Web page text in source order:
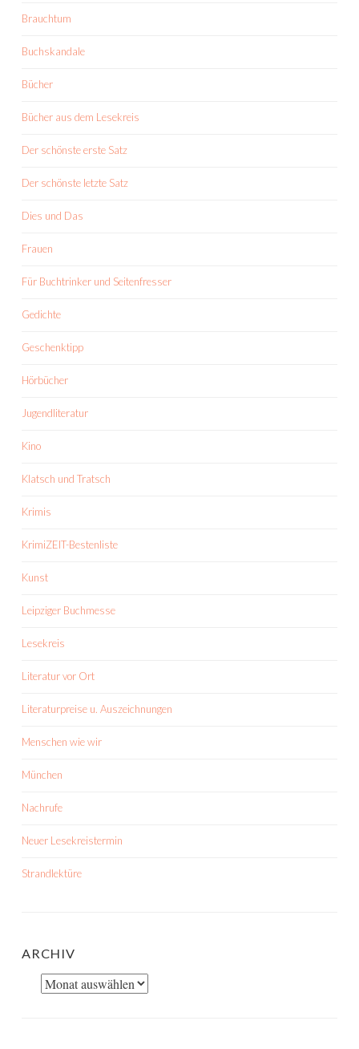
Brauchtum
Buchskandale
Bücher
Bücher aus dem Lesekreis
Der schönste erste Satz
Der schönste letzte Satz
Dies und Das
Frauen
Für Buchtrinker und Seitenfresser
Gedichte
Geschenktipp
Hörbücher
Jugendliteratur
Kino
Klatsch und Tratsch
Krimis
KrimiZEIT-Bestenliste
Kunst
Leipziger Buchmesse
Lesekreis
Literatur vor Ort
Literaturpreise u. Auszeichnungen
Menschen wie wir
München
Nachrufe
Neuer Lesekreistermin
Strandlektüre
ARCHIV
Archiv